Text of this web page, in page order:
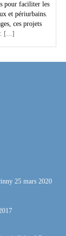
pour faciliter les
et périurbains.
ces projets
[...]
25 mars 2020